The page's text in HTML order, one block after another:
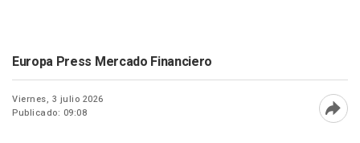
Europa Press Mercado Financiero
Viernes, 3 julio 2026
Publicado: 09:08